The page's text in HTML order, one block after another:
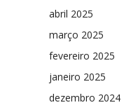
abril 2025
março 2025
fevereiro 2025
janeiro 2025
dezembro 2024